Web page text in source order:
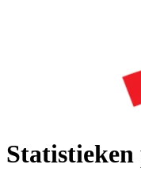
Statistieken